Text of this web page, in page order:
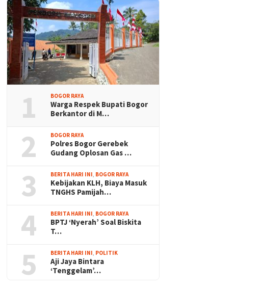
1 BOGOR RAYA
Warga Respek Bupati Bogor
Berkantor di M…
2 BOGOR RAYA
Polres Bogor Gerebek
Gudang Oplosan Gas …
3 BERITA HARI INI, BOGOR RAYA
Kebijakan KLH, Biaya Masuk
TNGHS Pamijah…
4 BERITA HARI INI, BOGOR RAYA
BPTJ ‘Nyerah’ Soal Biskita
T…
5 BERITA HARI INI, POLITIK
Aji Jaya Bintara
‘Tenggelam’…